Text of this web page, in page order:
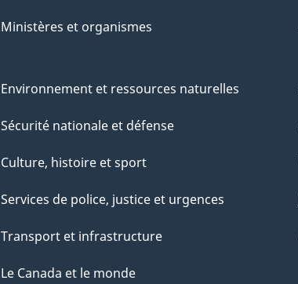
Ministères et organismes
Environnement et ressources naturelles
Sécurité nationale et défense
Culture, histoire et sport
Services de police, justice et urgences
Transport et infrastructure
Le Canada et le monde